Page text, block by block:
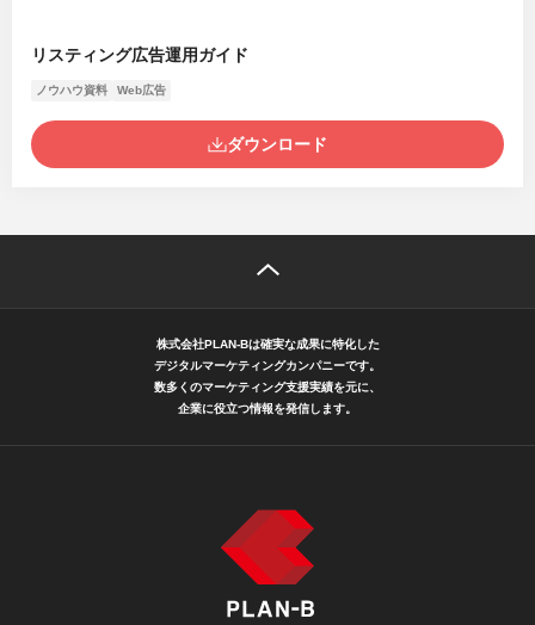
リスティング広告運用ガイド
ノウハウ資料 Web広告
ダウンロード
株式会社PLAN-Bは確実な成果に特化した
デジタルマーケティングカンパニーです。
数多くのマーケティング支援実績を元に、
企業に役立つ情報を発信します。